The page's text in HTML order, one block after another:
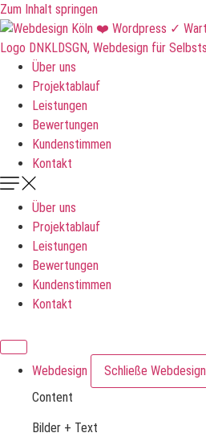
Zum Inhalt springen
Über uns
Projektablauf
Leistungen
Bewertungen
Kundenstimmen
Kontakt
Über uns
Projektablauf
Leistungen
Bewertungen
Kundenstimmen
Kontakt
Webdesign Schließe Webdesign
Content
Bilder + Text